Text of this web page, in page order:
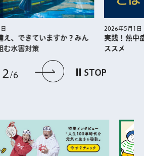
前のスライドを表示
2 6 次のスライドを
STOP
え、できていますか？みん
む水害対策
2026年5月1日
実践！熱中
ススメ